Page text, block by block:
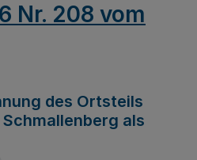
Nr. 208 vom
des Ortsteils
als